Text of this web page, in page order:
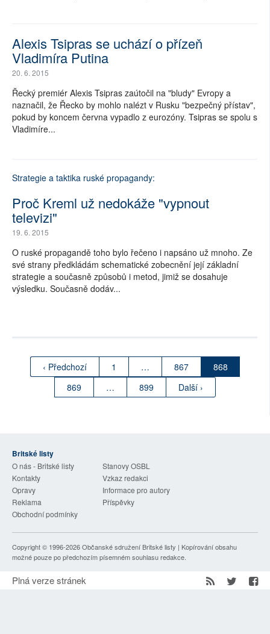
Alexis Tsipras se uchází o přízeň
Vladimíra Putina
20. 6. 2015
Řecký premiér Alexis Tsipras zaútočil na "bludy" Evropy a
naznačil, že Řecko by mohlo nalézt v Rusku "bezpečný přístav",
pokud by koncem června vypadlo z eurozóny. Tsipras se spolu s
Vladimíre...
Strategie a taktika ruské propagandy:
Proč Kreml už nedokáže "vypnout
televizi"
19. 6. 2015
O ruské propagandě toho bylo řečeno i napsáno už mnoho. Ze
své strany předkládám schematické zobecnění její základní
strategie a současně způsobů i metod, jimiž se dosahuje
výsledku. Současně dodáv...
‹ Předchozí 1 … 867
868
869
… 899 Další ›
Britské listy
O nás - Britské listy
Stanovy OSBL
Kontakty
Vzkaz redakci
Opravy
Informace pro autory
Reklama
Příspěvky
Obchodní podmínky
Copyright © 1996-2026Občanské sdružení Britské listy | Kopírování obsahu
možné pouze po předchozím písemném souhlasu redakce.
Plná verze stránek